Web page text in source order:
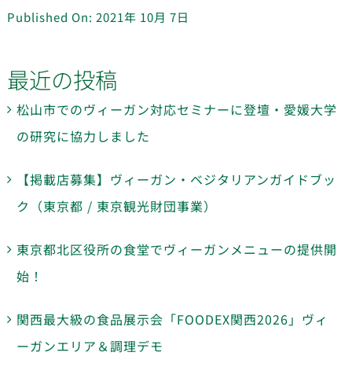
Published On: 2021年 10月 7日
最近の投稿
松山市でのヴィーガン対応セミナーに登壇・愛媛大学
の研究に協力しました
【掲載店募集】ヴィーガン・ベジタリアンガイドブッ
ク（東京都 / 東京観光財団事業）
東京都北区役所の食堂でヴィーガンメニューの提供開
始！
関西最大級の食品展示会「FOODEX関西2026」ヴィ
ーガンエリア＆調理デモ